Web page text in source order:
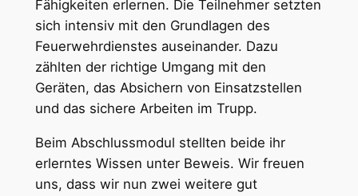
Fähigkeiten erlernen. Die Teilnehmer setzten
sich intensiv mit den Grundlagen des
Feuerwehrdienstes auseinander. Dazu
zählten der richtige Umgang mit den
Geräten, das Absichern von Einsatzstellen
und das sichere Arbeiten im Trupp.
Beim Abschlussmodul stellten beide ihr
erlerntes Wissen unter Beweis. Wir freuen
uns, dass wir nun zwei weitere gut